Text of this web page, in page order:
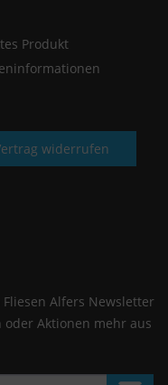
Produkt
widerrufen
Alfers Newsletter
oder Aktionen mehr aus